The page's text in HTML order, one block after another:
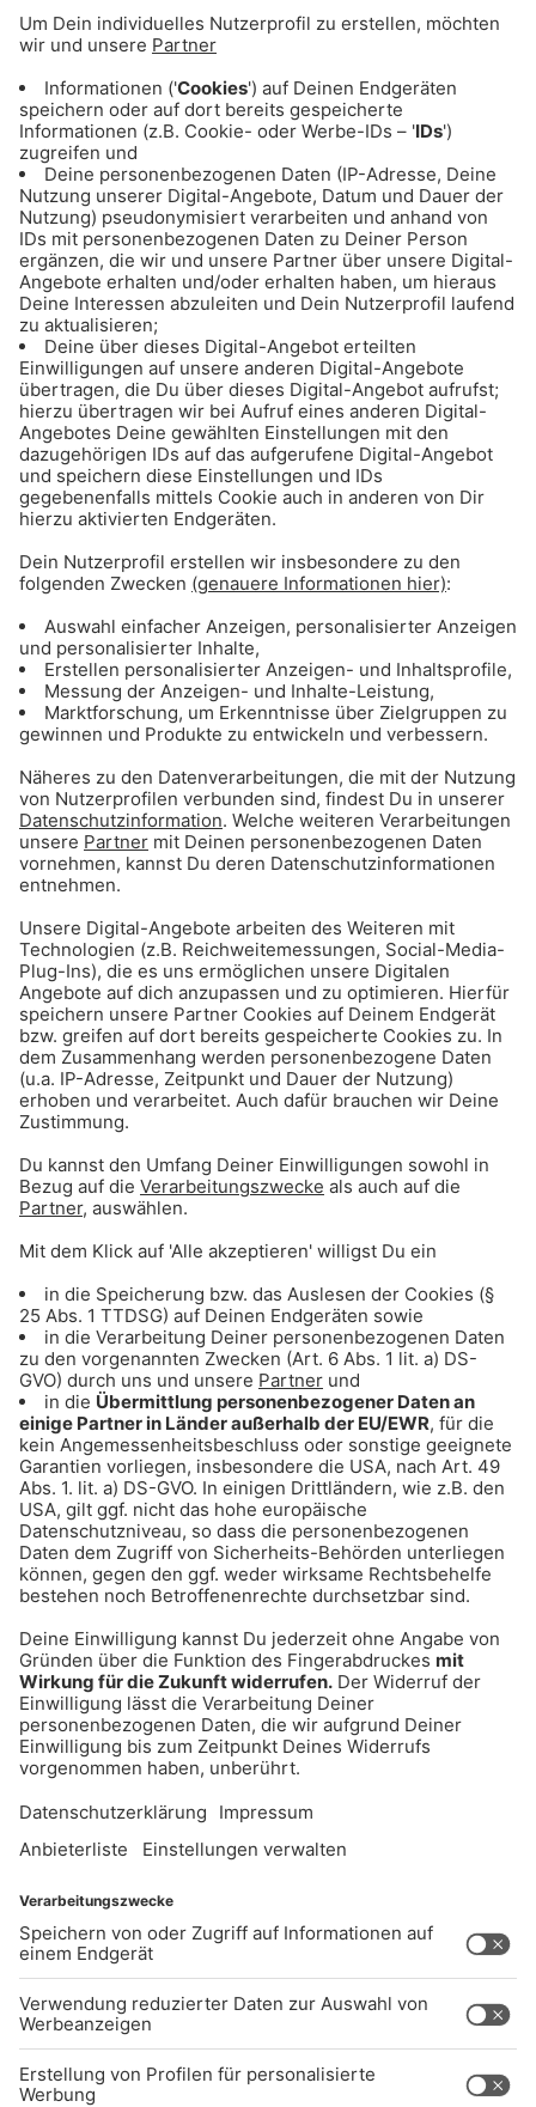
Milchschnitte. Was in München natürlich nicht
fehlen darf: die Sorten Aperol Spritz und
Augustiner Edelstoff.
* Das ist der Preis für eine Kugel Eis.
** Das ist der Preis für die kleinste Portionsgröße.
16.06.2023
Mehr von "Münchens Beste":
Gong 96.3 – Münchens beste Currywurst
Gong 96.3 – Münchens beste Pizza
Gong 96.3 – Münchens beste Brezn
UNTERNEHMEN
Kontakt
Jobs
Sendeempfang
Über uns